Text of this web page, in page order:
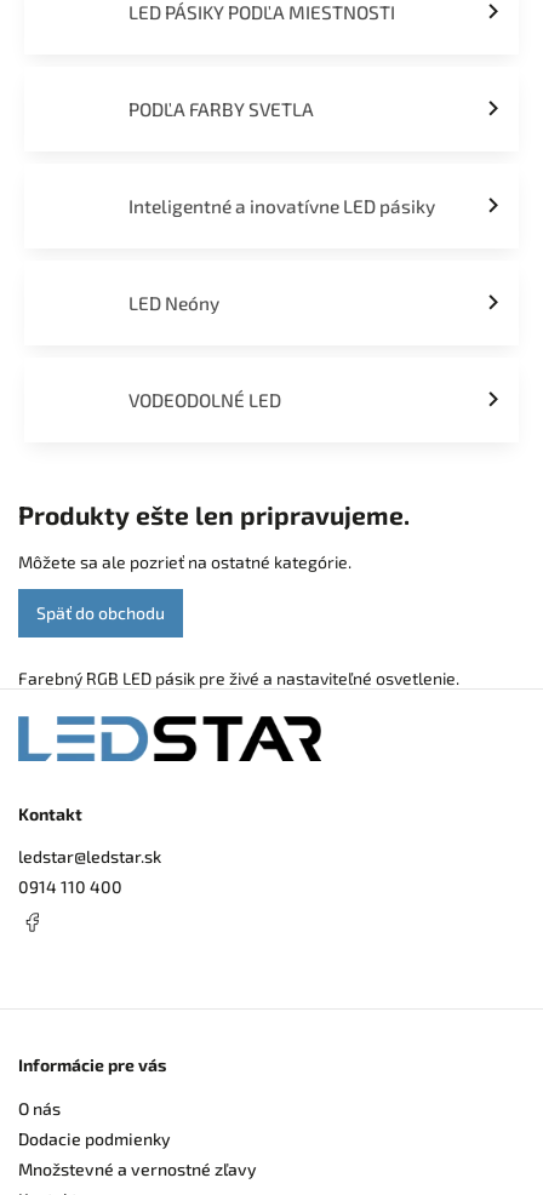
LED PÁSIKY PODĽA MIESTNOSTI
PODĽA FARBY SVETLA
Inteligentné a inovatívne LED pásiky
LED Neóny
VODEODOLNÉ LED
Produkty ešte len pripravujeme.
Môžete sa ale pozrieť na ostatné kategórie.
Späť do obchodu
Farebný RGB LED pásik pre živé a nastaviteľné osvetlenie.
Kontakt
ledstar@ledstar.sk
0914 110 400
Informácie pre vás
O nás
Dodacie podmienky
Množstevné a vernostné zľavy